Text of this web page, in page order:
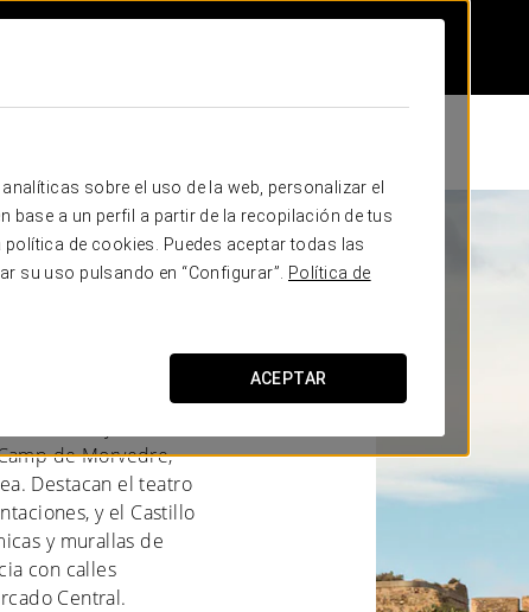
sobre el uso de la web, personalizar el
base a un perfil a partir de la recopilación de tus
de cookies. Puedes aceptar todas las
su uso pulsando en “Configurar”.
Política de
ACEPTAR
de la Comunidad
de Morvedre,
Destacan el teatro
y el Castillo
y murallas de
con calles
Central.